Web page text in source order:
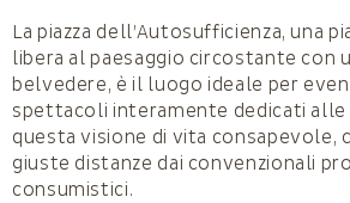
La piazza dell’Autosufficienza, una
libera al paesaggio circostante con
belvedere, è il luogo ideale per
spettacoli interamente dedicati
questa visione di vita consapevole,
giuste distanze dai convenzionali
consumistici.